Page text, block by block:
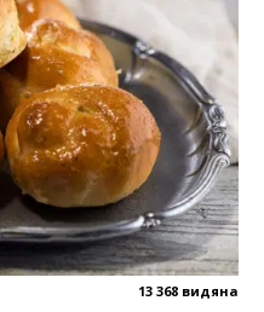
13 368 видяна